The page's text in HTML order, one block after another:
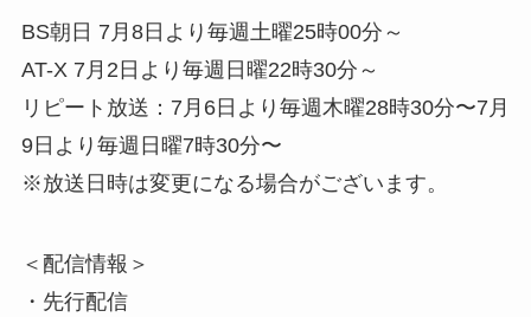
BS朝日 7月8日より毎週土曜25時00分～
AT-X 7月2日より毎週日曜22時30分～
リピート放送：7月6日より毎週木曜28時30分〜7月
9日より毎週日曜7時30分〜
※放送日時は変更になる場合がございます。
＜配信情報＞
・先行配信